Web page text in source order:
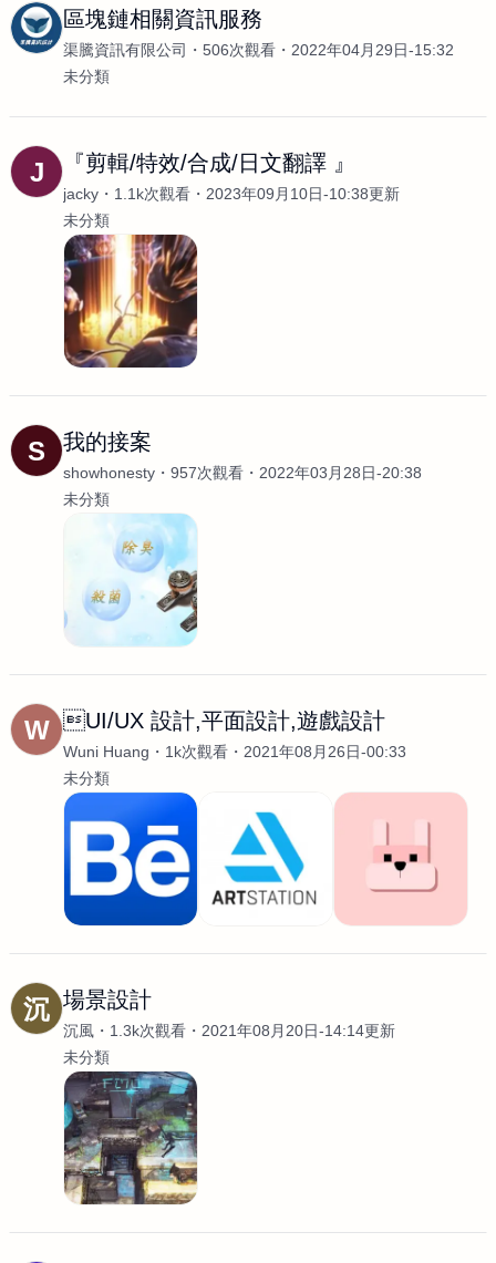
區塊鏈相關資訊服務
渠騰資訊有限公司 506次觀看
2022年04月29日-15:32
未分類
J 『剪輯/特效/合成/日文翻譯 』
jacky 1.1k次觀看
2023年09月10日-10:38更新
未分類
S 我的接案
showhonesty 957次觀看
2022年03月28日-20:38
未分類
W UI/UX 設計,平面設計,遊戲設計
Wuni Huang 1k次觀看
2021年08月26日-00:33
未分類
沉 場景設計
沉風 1.3k次觀看
2021年08月20日-14:14更新
未分類